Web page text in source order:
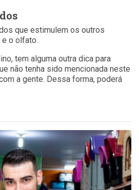
que estimulem os outros
o olfato.
tem alguma outra dica para
não tenha sido mencionada neste
a gente. Dessa forma, poderá